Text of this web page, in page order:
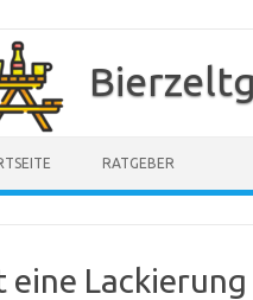
RATGEBER
eine